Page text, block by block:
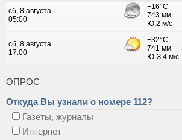
ОПРОС
Откуда Вы узнали о номере 112?
Газеты, журналы
Интернет